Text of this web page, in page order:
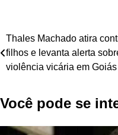
Navegação
de
Thales Machado atira
filhos e levanta alerta
violência vicária em Goiás
Você pode se